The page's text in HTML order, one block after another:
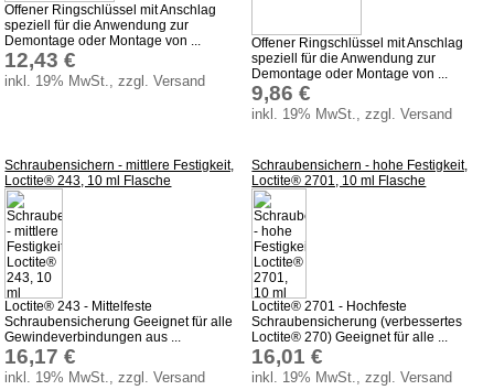
Offener Ringschlüssel mit Anschlag
speziell für die Anwendung zur
Demontage oder Montage von ...
12,43 €
inkl. 19% MwSt., zzgl. Versand
Offener Ringschlüssel mit Anschlag
speziell für die Anwendung zur
Demontage oder Montage von ...
9,86 €
inkl. 19% MwSt., zzgl. Versand
Schraubensichern - mittlere Festigkeit,
Loctite® 243, 10 ml Flasche
Loctite® 243 - Mittelfeste
Schraubensicherung Geeignet für alle
Gewindeverbindungen aus ...
16,17 €
inkl. 19% MwSt., zzgl. Versand
Schraubensichern - hohe Festigkeit,
Loctite® 2701, 10 ml Flasche
Loctite® 2701 - Hochfeste
Schraubensicherung (verbessertes
Loctite® 270) Geeignet für alle ...
16,01 €
inkl. 19% MwSt., zzgl. Versand